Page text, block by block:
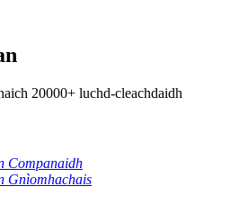
20000+ luchd-cleachdaidh
Companaidh
Gnìomhachais